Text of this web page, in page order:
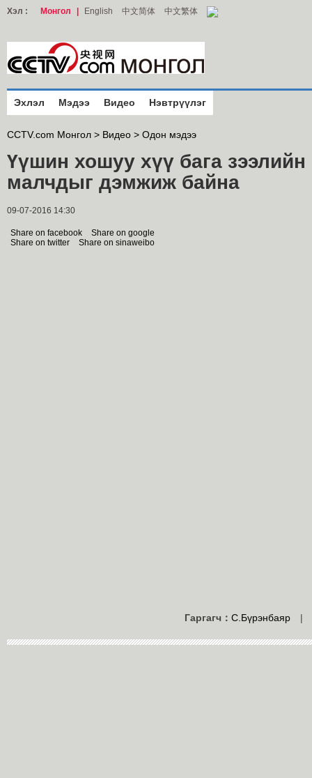
Хэл : Монгол English 中文简体 中文繁体
Эхлэл Мэдээ Видео Нэвтрүүлэг
CCTV.com Монгол > Видео > Одон мэдээ
Үүшин хошуу хүү бага
малчдыг дэмжиж байна
09-07-2016 14:30
Share on facebook
Share on google
Share on twitter
Share on sinaweibo
Гаргагч： С.Бүрэнбаяр |